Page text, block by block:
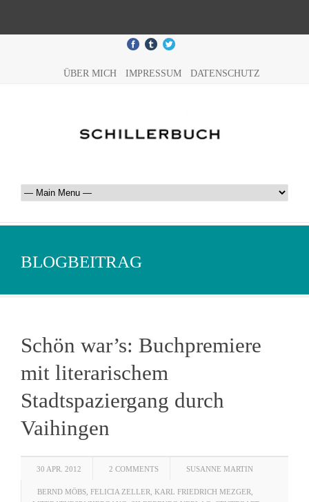
ÜBER MICH IMPRESSUM DATENSCHUTZ
BLOGBEITRAG
Schön war’s: Buchpremiere
mit literarischem
Stadtspaziergang durch
Vaihingen
30 APR. 2012 2 COMMENTS SUSANNE MARTIN
BERND MÖBS FELICIA ZELLER KARL FRIEDRICH MEZGER